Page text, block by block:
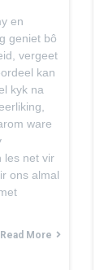
en
geniet bô
vergeet
kan
kyk na
ware
les net vir
ons almal
Read More